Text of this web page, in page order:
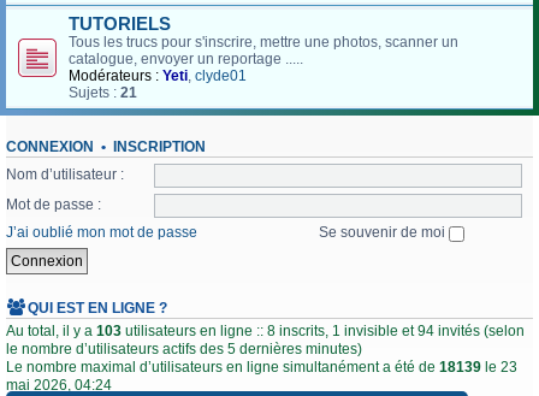
TUTORIELS
Tous les trucs pour s'inscrire, mettre une photos, scanner un
catalogue, envoyer un reportage .....
Modérateurs : Yeti, clyde01
Sujets : 21
CONNEXION • INSCRIPTION
Nom d’utilisateur :
Mot de passe :
J’ai oublié mon mot de passe
Se souvenir de moi
QUI EST EN LIGNE ?
Au total, il y a 103 utilisateurs en ligne :: 8 inscrits, 1 invisible et 94 invités (selon
le nombre d’utilisateurs actifs des 5 dernières minutes)
Le nombre maximal d’utilisateurs en ligne simultanément a été de 18139 le 23
mai 2026, 04:24